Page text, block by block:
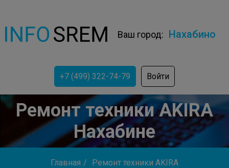
Ваш город: Нахабино
+7 (499) 322-74-79 Войти
Ремонт техники AKIRA
Нахабине
Главная / Ремонт техники AKIRA